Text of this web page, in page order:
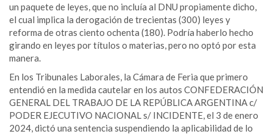
un paquete de leyes, que no incluía al DNU propiamente dicho,
el cual implica la derogación de trecientas (300) leyes y
reforma de otras ciento ochenta (180). Podría haberlo hecho
girando en leyes por títulos o materias, pero no optó por esta
manera.
En los Tribunales Laborales, la Cámara de Feria que primero
entendió en la medida cautelar en los autos CONFEDERACIÓN
GENERAL DEL TRABAJO DE LA REPÚBLICA ARGENTINA c/
PODER EJECUTIVO NACIONAL s/ INCIDENTE, el 3 de enero
2024, dictó una sentencia suspendiendo la aplicabilidad de lo